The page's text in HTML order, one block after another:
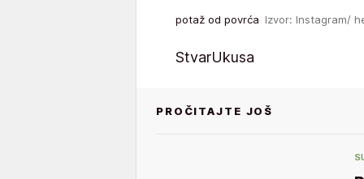
potaž od povrća Izvor: Instagram/
StvarUkusa
PROČITAJTE JOŠ